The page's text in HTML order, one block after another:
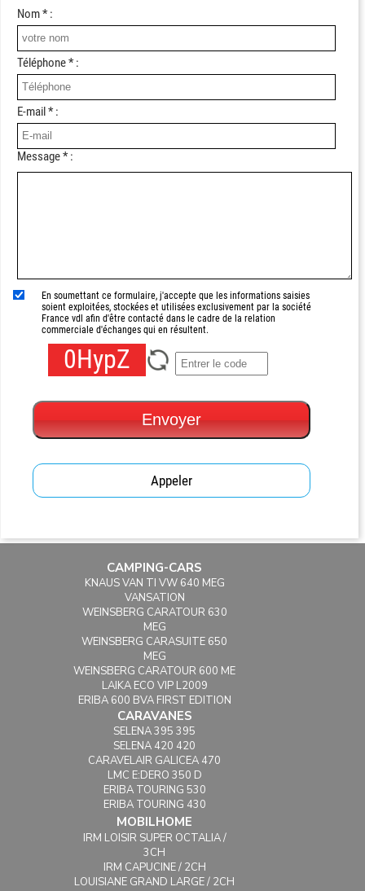
Nom * :
Téléphone * :
E-mail * :
Message * :
En soumettant ce formulaire, j'accepte que les informations saisies
soient exploitées, stockées et utilisées exclusivement par la société
France vdl afin d'être contacté dans le cadre de la relation
commerciale d'échanges qui en résultent.
0HypZ
Envoyer
Appeler
CAMPING-CARS
KNAUS VAN TI VW 640 MEG
VANSATION
WEINSBERG CARATOUR 630
MEG
WEINSBERG CARASUITE 650
MEG
WEINSBERG CARATOUR 600 ME
LAIKA ECO VIP L2009
ERIBA 600 BVA FIRST EDITION
CARAVANES
SELENA 395 395
SELENA 420 420
CARAVELAIR GALICEA 470
LMC E:DERO 350 D
ERIBA TOURING 530
ERIBA TOURING 430
MOBILHOME
IRM LOISIR SUPER OCTALIA /
3CH
IRM CAPUCINE / 2CH
LOUISIANE GRAND LARGE / 2CH